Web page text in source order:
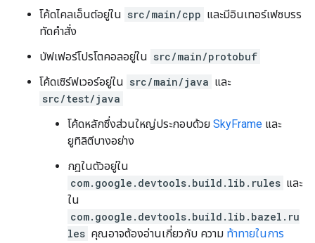
โค้ดไคลเอ็นต์อยู่ใน src/main/cpp และมีอินเทอร์เฟซบรร
ทัดคำสั่ง
บัฟเฟอร์โปรโตคอลอยู่ใน src/main/protobuf
โค้ดเซิร์ฟเวอร์อยู่ใน src/main/java และ
src/test/java
โค้ดหลักซึ่งส่วนใหญ่ประกอบด้วย SkyFrame และ
ยูทิลิตีบางอย่าง
กฎในตัวอยู่ใน
com.google.devtools.build.lib.rules และ
ใน
com.google.devtools.build.lib.bazel.ru
les คุณอาจต้องอ่านเกี่ยวกับ ความ ท้าทายในการ